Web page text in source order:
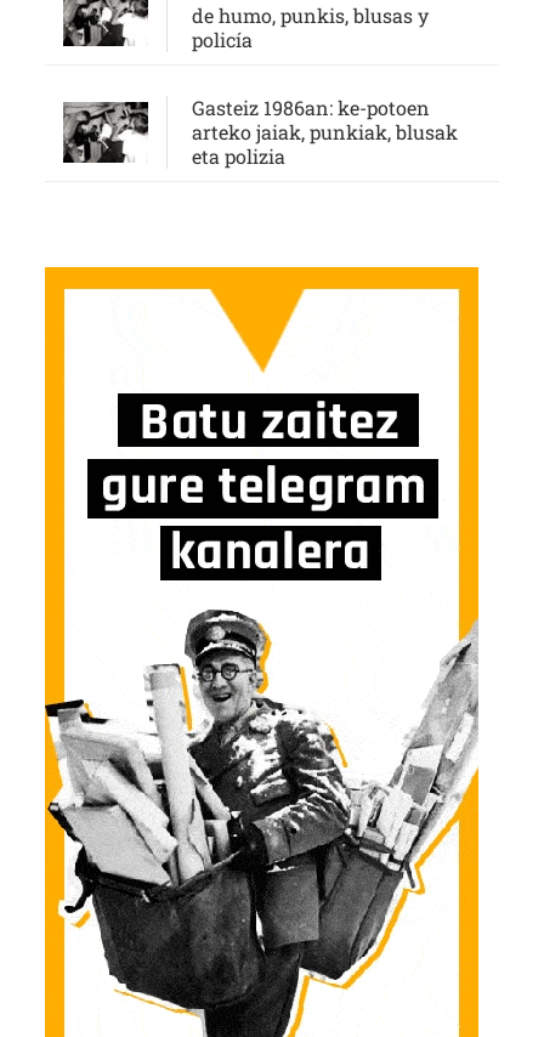
de humo, punkis, blusas y
policía
Gasteiz 1986an: ke-potoen
arteko jaiak, punkiak, blusak
eta polizia